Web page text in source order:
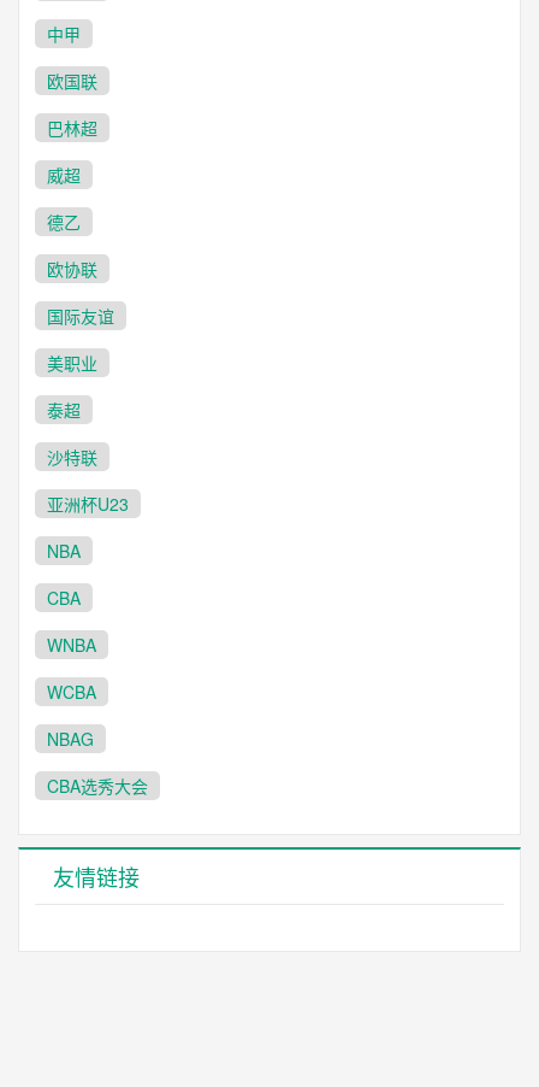
中甲
欧国联
巴林超
威超
德乙
欧协联
国际友谊
美职业
泰超
沙特联
亚洲杯U23
NBA
CBA
WNBA
WCBA
NBAG
CBA选秀大会
友情链接